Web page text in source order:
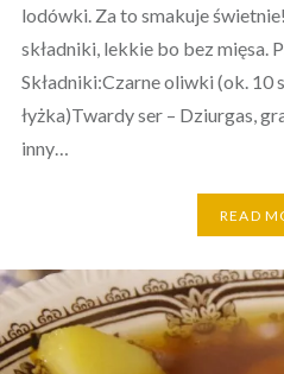
lodówki. Za to smakuje
składniki, lekkie bo bez mięsa.
Składniki:Czarne oliwki (ok. 10
łyżka)Twardy ser – Dziurgas,
inny…
READ